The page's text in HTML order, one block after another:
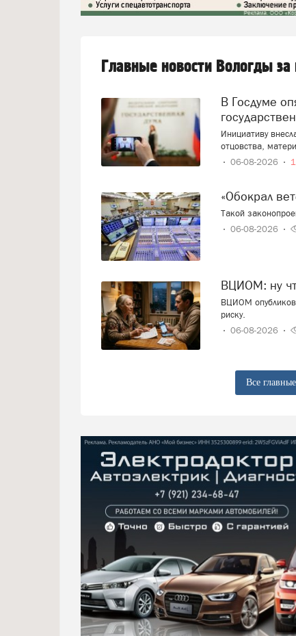
Главные новости Вологды
В Госдуме опять предложили заменить ЕГЭ
Инициативу
отцовства,
06-08-2026
«Обокрал
Такой
06-08-2026
ВЦИОМ: ну
ВЦИОМ
риску.
06-08-2026
Все